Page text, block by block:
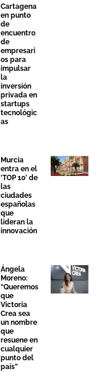
Cartagena
en punto
de
encuentro
de
empresari
os para
impulsar
la
inversión
privada en
startups
tecnológic
as
Murcia
entra en el
‘TOP 10’ de
las
ciudades
españolas
que
lideran la
innovación
Ángela
Moreno:
“Queremos
que
Victoria
Crea sea
un nombre
que
resuene en
cualquier
punto del
país”